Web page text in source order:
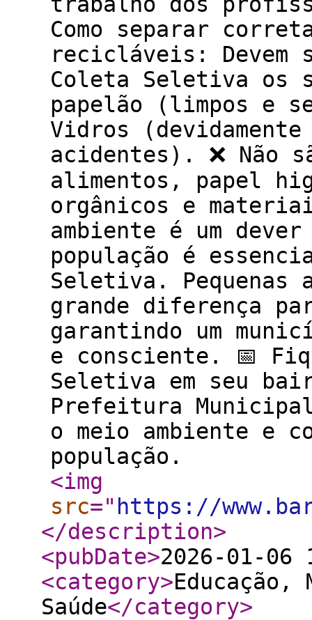
Como separar
recicláveis: Devem
Coleta Seletiva os
papelão (limpos e
Vidros
acidentes). ❌ Não
alimentos, papel
orgânicos e
ambiente é um
população é
Seletiva.
grande diferença
garantindo um
e consciente. 📅
Seletiva em seu
Prefeitura Municipal
o meio ambiente e
população.
<img
src=" https://
</description>
<pubDate>2026-01-06
<category>
Saúde</category>